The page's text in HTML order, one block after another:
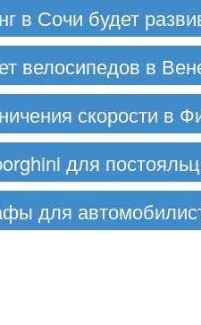
в Сочи будет
велосипедов в
скорости в
для
для